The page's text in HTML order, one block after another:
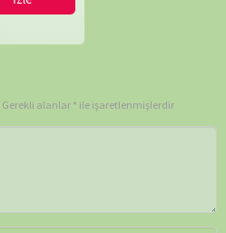
Gerekli alanlar * ile işaretlenmişlerdir